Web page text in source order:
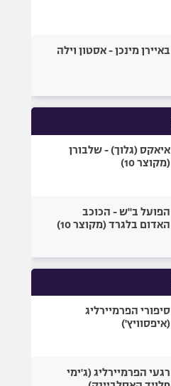
באיירן מינכן - אסטון וילה
איאקס (גלוך) - שלבורן
(מקוצר 10)
הפועל ב"ש - הכוכב
האדום בלגרד (מקוצר 10)
סיפורי הפרמיירליג
(איפסוויץ')
רגעי הפרמיירליג (ג'ימי